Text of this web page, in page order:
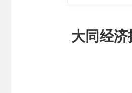
大同经